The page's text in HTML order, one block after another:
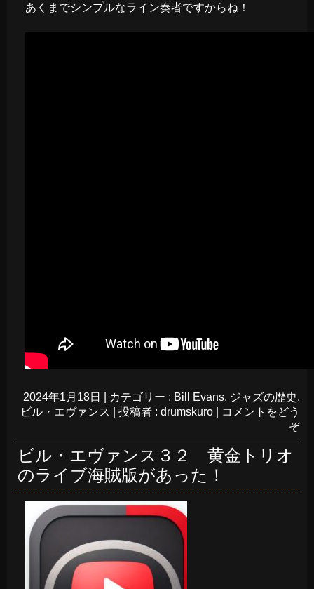
あくまでシンプルなライン奏者ですからね！
2024年1月18日 カテゴリー : Bill Evans, ジャズの歴史,
ビル・エヴァンス
投稿者 : drumskuro
コメントをどう
ぞ
ビル・エヴァンス３２ 黄金トリオ
のライブ海賊版があった！